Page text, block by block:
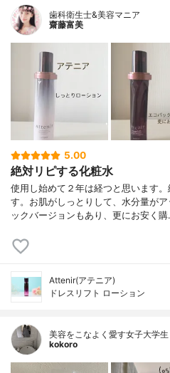
歯科衛生士&美容マニア
齋藤富美
5.00
絶対リピする化粧水
使用し始めて２年は経つと思います
す。お肌がしっとりして、水分量が
ックバージョンもあり、更にお安く
Attenir(アテニア)
ドレスリフト ローション
美容をこなよく愛す女子大学生
kokoro